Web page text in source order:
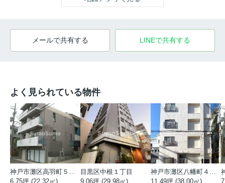
メールで共有する LINEで共有する
よく見られている物件
6.75坪 (22.32㎡)
目黒区中根１丁目
9.06坪 (29.98㎡)
11.49坪 (38.00㎡)